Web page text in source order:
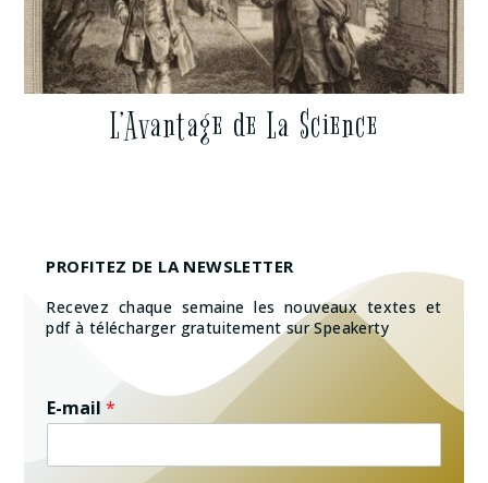
L’Avantage de La Science
PROFITEZ DE LA NEWSLETTER
Recevez chaque semaine les nouveaux textes et
pdf à télécharger gratuitement sur Speakerty
E-mail*